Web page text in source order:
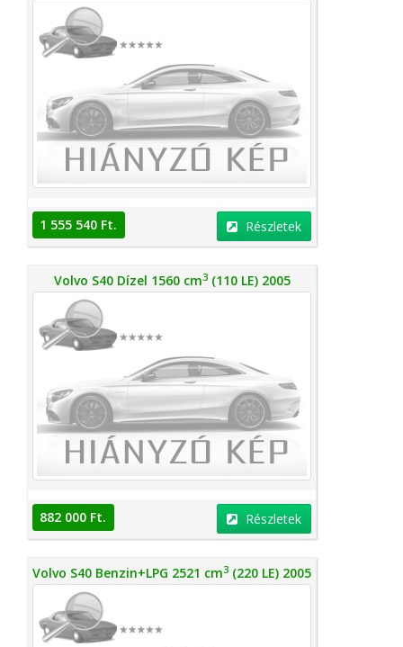
1 555 540 Ft. Részletek
Volvo S40 Dízel 1560 cm3(110 LE) 2005
882 000 Ft. Részletek
Volvo S40 Benzin+LPG 2521 cm3 (220 LE) 2005